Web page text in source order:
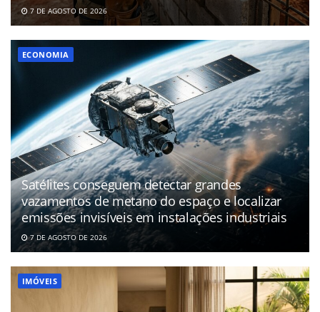
7 DE AGOSTO DE 2026
ECONOMIA
Satélites conseguem detectar grandes
vazamentos de metano do espaço e localizar
emissões invisíveis em instalações industriais
7 DE AGOSTO DE 2026
IMÓVEIS